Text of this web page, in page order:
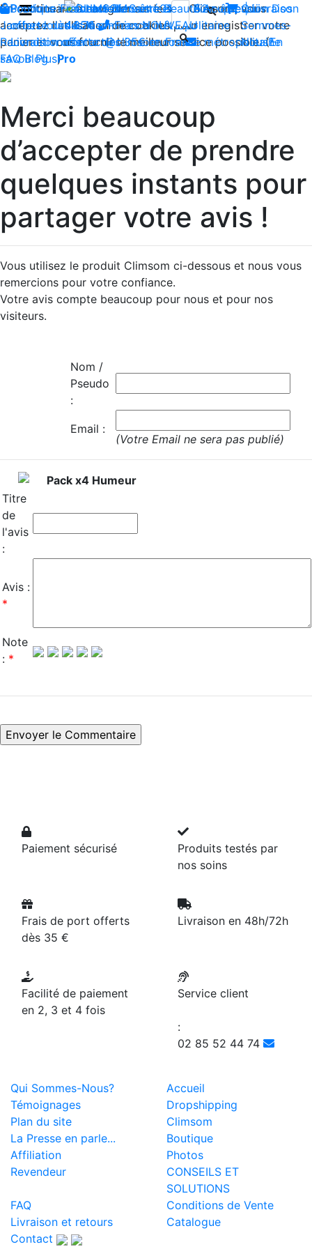
En continuant à naviguer sur le site Climsom, vous
acceptez l'utilisation de cookies pour enregistrer votre
panier et vous fournir le meilleur service possible. (En
savoir Plus)
Produits innovants de Santé et de Bien-être | Livraison
offerte dès 35€ en France métropolitaine
Livraison offerte dès 35€ en France métropolitaine
Contactez-nous : 02 85 52
44 74
-
contact@climsom.com
Qui
Sommes-
Nous?
Boutique Fraîcheur Bien-être Beauté Acupression Dos
Jambes lourdes Insomnies NOUVEAU
Reconditionnés
FAQ Blog Pro
Merci beaucoup
d’accepter de prendre
quelques instants pour
partager votre avis !
Vous utilisez le produit Climsom ci-dessous et nous vous
remercions pour votre confiance.
Votre avis compte beaucoup pour nous et pour nos
visiteurs.
Nom /
Pseudo
:
Email :
(Votre Email ne sera pas publié)
Pack x4 Humeur
Titre
de
l'avis
:
Avis :
*
Note
: *
Paiement sécurisé
Produits testés par
nos soins
Frais de port offerts
dès 35 €
Livraison en 48h/72h
Facilité de paiement
en 2, 3 et 4 fois
Service client
:
02 85 52 44 74
Qui Sommes-Nous?
Accueil
Témoignages
Dropshipping
Plan du site
Climsom
La Presse en parle...
Boutique
Affiliation
Photos
Revendeur
CONSEILS ET
SOLUTIONS
FAQ
Conditions de Vente
Livraison et retours
Catalogue
Contact